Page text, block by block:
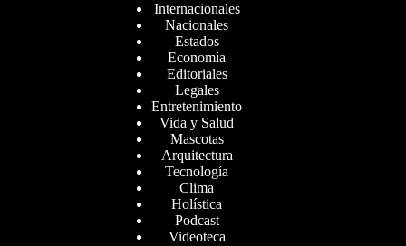
Internacionales
Nacionales
Estados
Economía
Editoriales
Legales
Entretenimiento
Vida y Salud
Mascotas
Arquitectura
Tecnología
Clima
Holística
Podcast
Videoteca